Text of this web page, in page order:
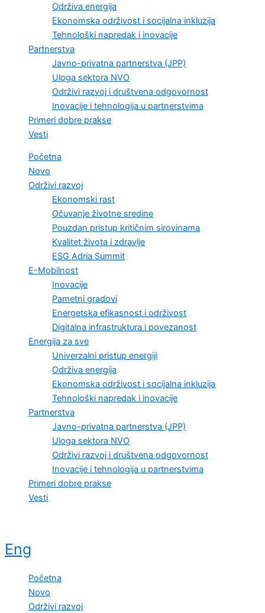
Održiva energija
Ekonomska održivost i socijalna inkluzija
Tehnološki napredak i inovacije
Partnerstva
Javno-privatna partnerstva (JPP)
Uloga sektora NVO
Održivi razvoj i društvena odgovornost
Inovacije i tehnologija u partnerstvima
Primeri dobre prakse
Vesti
Početna
Novo
Održivi razvoj
Ekonomski rast
Očuvanje životne sredine
Pouzdan pristup kritičnim sirovinama
Kvalitet života i zdravlje
ESG Adria Summit
E-Mobilnost
Inovacije
Pametni gradovi
Energetska efikasnost i održivost
Digitalna infrastruktura i povezanost
Energija za sve
Univerzalni pristup energiji
Održiva energija
Ekonomska održivost i socijalna inkluzija
Tehnološki napredak i inovacije
Partnerstva
Javno-privatna partnerstva (JPP)
Uloga sektora NVO
Održivi razvoj i društvena odgovornost
Inovacije i tehnologija u partnerstvima
Primeri dobre prakse
Vesti
Eng
Početna
Novo
Održivi razvoj